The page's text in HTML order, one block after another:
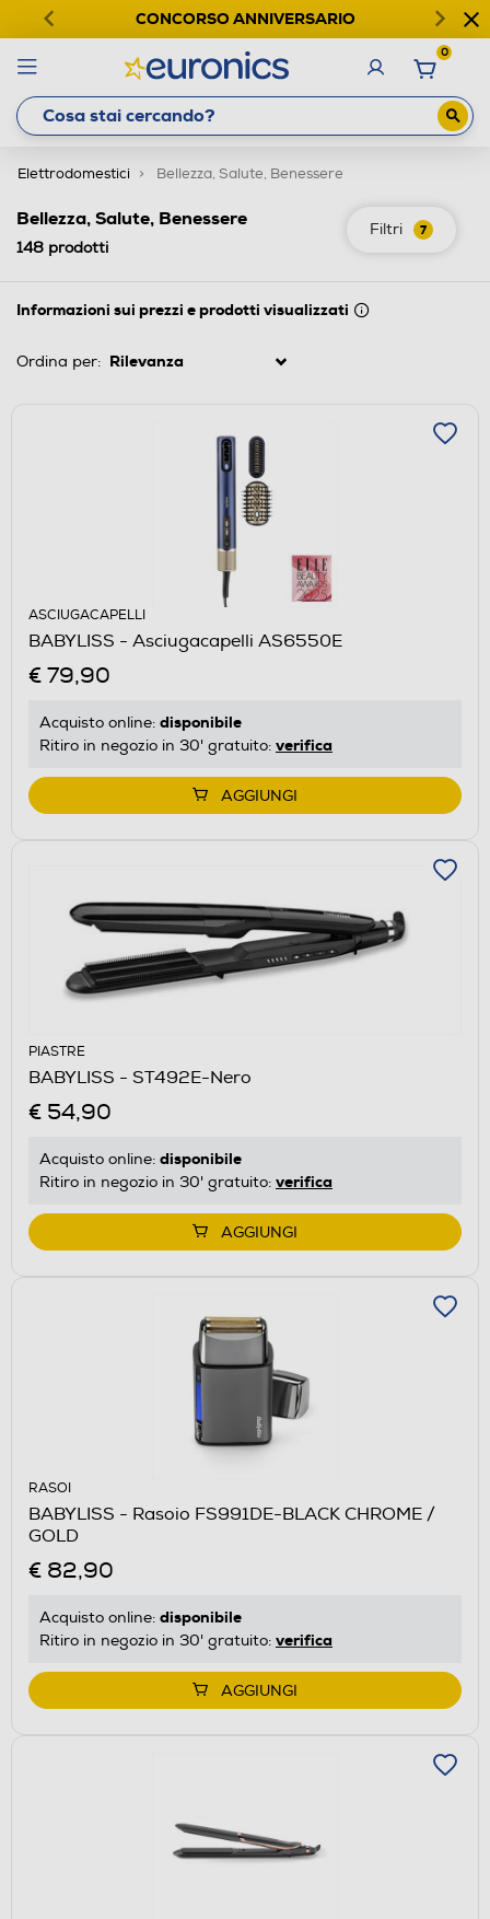
CONCORSO ANNIVERSARIO
0
Elettrodomestici Bellezza, Salute, Benessere
Filtri 7
Bellezza, Salute, Benessere
148 prodotti
Informazioni sui prezzi e prodotti visualizzati
Ordina per:
ASCIUGACAPELLI
BABYLISS - Asciugacapelli AS6550E
€ 79,90
Acquisto online: disponibile
Ritiro in negozio in 30' gratuito: verifica
AGGIUNGI
PIASTRE
BABYLISS - ST492E-Nero
€ 54,90
Acquisto online: disponibile
Ritiro in negozio in 30' gratuito: verifica
AGGIUNGI
RASOI
BABYLISS - Rasoio FS991DE-BLACK CHROME /
GOLD
€ 82,90
Acquisto online: disponibile
Ritiro in negozio in 30' gratuito: verifica
AGGIUNGI